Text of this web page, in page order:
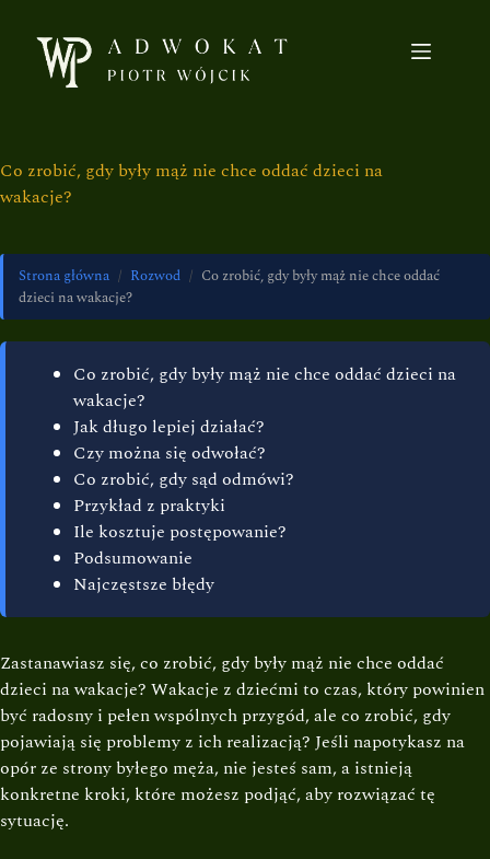
Co zrobić, gdy były mąż nie chce oddać dzieci na
wakacje?
Strona główna / Rozwod / Co zrobić, gdy były mąż nie chce oddać
dzieci na wakacje?
Co zrobić, gdy były mąż nie chce oddać dzieci na
wakacje?
Jak długo lepiej działać?
Czy można się odwołać?
Co zrobić, gdy sąd odmówi?
Przykład z praktyki
Ile kosztuje postępowanie?
Podsumowanie
Najczęstsze błędy
Zastanawiasz się, co zrobić, gdy były mąż nie chce oddać
dzieci na wakacje? Wakacje z dziećmi to czas, który powinien
być radosny i pełen wspólnych przygód, ale co zrobić, gdy
pojawiają się problemy z ich realizacją? Jeśli napotykasz na
opór ze strony byłego męża, nie jesteś sam, a istnieją
konkretne kroki, które możesz podjąć, aby rozwiązać tę
sytuację.